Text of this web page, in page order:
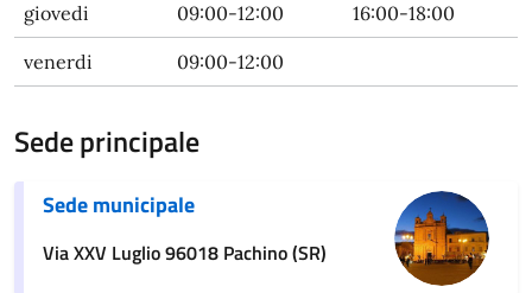
giovedi 09:00-12:00 16:00-18:00
venerdi 09:00-12:00
Sede principale
Sede municipale
Via XXV Luglio 96018 Pachino (SR)